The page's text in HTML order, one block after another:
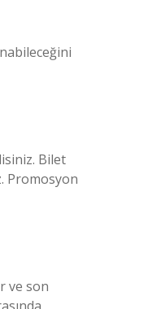
Bilet
Promosyon
ve son